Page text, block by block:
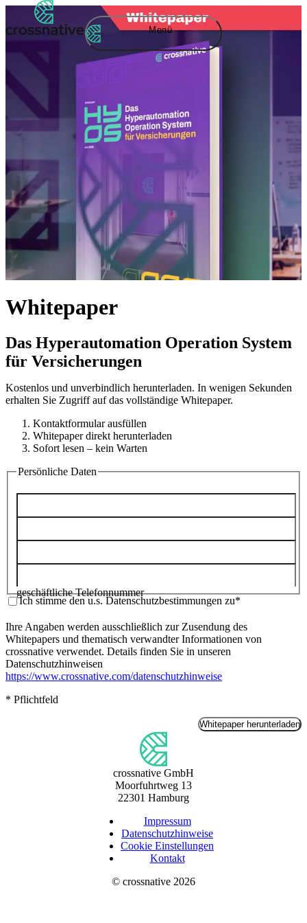
Menü
Whitepaper
Das Hyperautomation Operation System
für Versicherungen
Kostenlos und unverbindlich herunterladen. In wenigen Sekunden
erhalten Sie Zugriff auf das vollständige Whitepaper.
Kontaktformular ausfüllen
Whitepaper direkt herunterladen
Sofort lesen – kein Warten
Persönliche Daten
geschäftliche Telefonnummer
Ich stimme den u.s. Datenschutzbestimmungen zu*
Ihre Angaben werden ausschließlich zur Zusendung des
Whitepapers und thematisch verwandter Informationen von
crossnative verwendet. Details finden Sie in unseren
Datenschutzhinweisen
https://www.crossnative.com/datenschutzhinweise
* Pflichtfeld
Whitepaper herunterladen
crossnative GmbH
Moorfuhrtweg 13
22301 Hamburg
Impressum
Datenschutzhinweise
Cookie Einstellungen
Kontakt
© crossnative 2026